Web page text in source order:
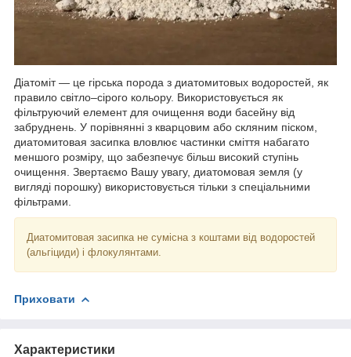
Діатоміт — це гірська порода з диатомитовых водоростей, як
правило світло–сірого кольору. Використовується як
фільтруючий елемент для очищення води басейну від
забруднень. У порівнянні з кварцовим або скляним піском,
диатомитовая засипка вловлює частинки сміття набагато
меншого розміру, що забезпечує більш високий ступінь
очищення. Звертаємо Вашу увагу, диатомовая земля (у
вигляді порошку) використовується тільки з спеціальними
фільтрами.
Диатомитовая засипка не сумісна з коштами від водоростей
(альгіциди) і флокулянтами.
Приховати
Характеристики